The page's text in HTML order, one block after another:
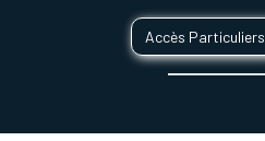
Accès Particuliers